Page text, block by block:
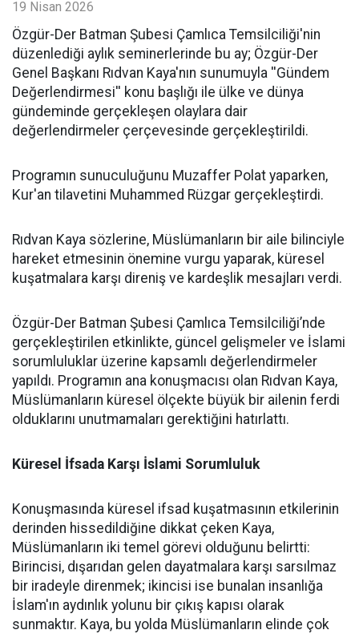
19 Nisan 2026
​Özgür-Der Batman Şubesi Çamlıca Temsilciliği'nin
düzenlediği aylık seminerlerinde bu ay; Özgür-Der
Genel Başkanı Rıdvan Kaya'nın sunumuyla ''Gündem
Değerlendirmesi'' konu başlığı ile ülke ve dünya
gündeminde gerçekleşen olaylara dair
değerlendirmeler çerçevesinde gerçekleştirildi.
Programın sunuculuğunu Muzaffer Polat yaparken,
Kur'an tilavetini Muhammed Rüzgar gerçekleştirdi.
Rıdvan Kaya sözlerine, Müslümanların bir aile bilinciyle
hareket etmesinin önemine vurgu yaparak, küresel
kuşatmalara karşı direniş ve kardeşlik mesajları verdi.
Özgür-Der Batman Şubesi Çamlıca Temsilciliği’nde
gerçekleştirilen etkinlikte, güncel gelişmeler ve İslami
sorumluluklar üzerine kapsamlı değerlendirmeler
yapıldı. Programın ana konuşmacısı olan Rıdvan Kaya,
Müslümanların küresel ölçekte büyük bir ailenin ferdi
olduklarını unutmamaları gerektiğini hatırlattı.
Küresel İfsada Karşı İslami Sorumluluk
Konuşmasında küresel ifsad kuşatmasının etkilerinin
derinden hissedildiğine dikkat çeken Kaya,
Müslümanların iki temel görevi olduğunu belirtti:
Birincisi, dışarıdan gelen dayatmalara karşı sarsılmaz
bir iradeyle direnmek; ikincisi ise bunalan insanlığa
İslam'ın aydınlık yolunu bir çıkış kapısı olarak
sunmaktır. Kaya, bu yolda Müslümanların elinde çok